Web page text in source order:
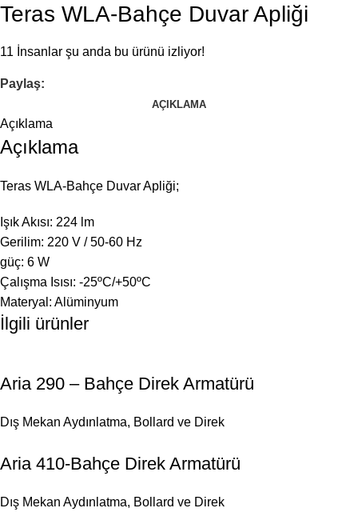
Teras WLA-Bahçe Duvar Apliği
11 İnsanlar şu anda bu ürünü izliyor!
Paylaş:
AÇIKLAMA
Açıklama
Açıklama
Teras WLA-Bahçe Duvar Apliği;
Işık Akısı: 224 lm
Gerilim: 220 V / 50-60 Hz
güç: 6 W
Çalışma Isısı: -25ºC/+50ºC
Materyal: Alüminyum
İlgili ürünler
Aria 290 – Bahçe Direk Armatürü
Dış Mekan Aydınlatma, Bollard ve Direk
Aria 410-Bahçe Direk Armatürü
Dış Mekan Aydınlatma, Bollard ve Direk